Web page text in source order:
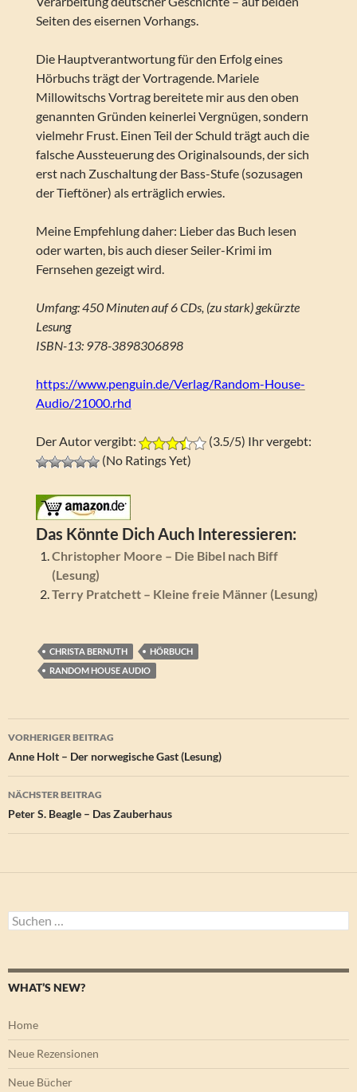
Seiten des eisernen Vorhangs.
Die Hauptverantwortung für den Erfolg eines
Hörbuchs trägt der Vortragende. Mariele
Millowitschs Vortrag bereitete mir aus den oben
genannten Gründen keinerlei Vergnügen, sondern
vielmehr Frust. Einen Teil der Schuld trägt auch die
falsche Aussteuerung des Originalsounds, der sich
erst nach Zuschaltung der Bass-Stufe (sozusagen
der Tieftöner) als erträglich erwies.
Meine Empfehlung daher: Lieber das Buch lesen
oder warten, bis auch dieser Seiler-Krimi im
Fernsehen gezeigt wird.
Umfang: 450 Minuten auf 6 CDs, (zu stark) gekürzte
Lesung
ISBN-13: 978-3898306898
https://www.penguin.de/Verlag/Random-House-
Audio/21000.rhd
Der Autor vergibt:
(3.5/5) Ihr vergebt:
(No Ratings Yet)
Das Könnte Dich Auch Interessieren:
Christopher Moore – Die Bibel nach Biff
(Lesung)
Terry Pratchett – Kleine freie Männer (Lesung)
CHRISTA BERNUTH
HÖRBUCH
RANDOM HOUSE AUDIO
Beitragsnavigation
VORHERIGER BEITRAG
Anne Holt – Der norwegische Gast (Lesung)
NÄCHSTER BEITRAG
Peter S. Beagle – Das Zauberhaus
Suchen
nach:
WHAT’S NEW?
Home
Neue Rezensionen
Neue Bücher